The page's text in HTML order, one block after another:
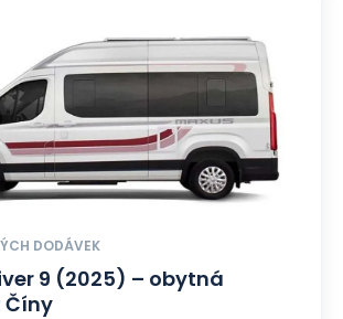
DODÁVEK
9 (2025) – obytná
Číny